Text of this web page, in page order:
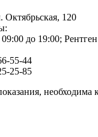
Октябрьская, 120
до 19:00;
55-44
25-85
необходима